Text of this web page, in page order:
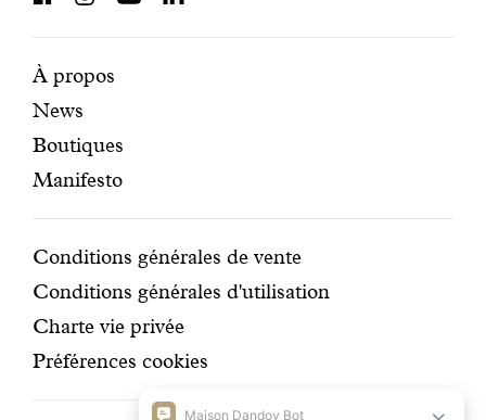
Pages
mises
en
avant
Navigation
secondaire
À propos
News
Boutiques
Manifesto
Conditions
Conditions générales de vente
Conditions générales d'utilisation
Charte vie privée
Préférences cookies